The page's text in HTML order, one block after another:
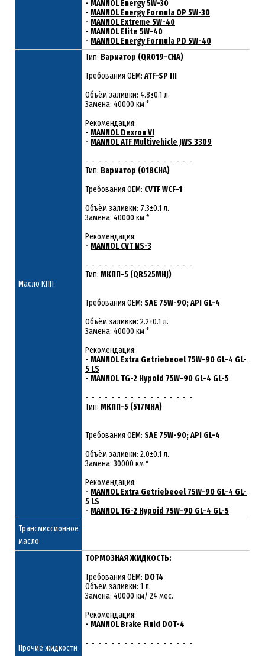
- MANNOL Energy 5W-30
- MANNOL Energy Formula OP 5W-30
- MANNOL Extreme 5W-40
- MANNOL Elite 5W-40
- MANNOL Energy Formula PD 5W-40
Масло КПП
Тип: Вариатор (QR019-CHA)
Требования OEM: ATF-SP III
Объём заливки: 4.8±0.1 л.
Замена: 40000 км *
Рекомендация:
- MANNOL Dexron VI
- MANNOL ATF Multivehicle JWS 3309
- - - - - - - - - - - - - - - - -
Тип: Вариатор (018CHA)
Требования OEM: CVTF WCF-1
Объём заливки: 7.3±0.1 л.
Замена: 40000 км *
Рекомендация:
- MANNOL CVT NS-3
- - - - - - - - - - - - - - - - -
Тип: МКПП-5 (QR525MHJ)
Требования OEM: SAE 75W-90; API GL-4
Объём заливки: 2.2±0.1 л.
Замена: 40000 км *
Рекомендация:
- MANNOL Extra Getriebeoel 75W-90 GL-4 GL-
5 LS
- MANNOL TG-2 Hypoid 75W-90 GL-4 GL-5
- - - - - - - - - - - - - - - - -
Тип: МКПП-5 (517MHA)
Требования OEM: SAE 75W-90; API GL-4
Объём заливки: 2.0±0.1 л.
Замена: 30000 км *
Рекомендация:
- MANNOL Extra Getriebeoel 75W-90 GL-4 GL-
5 LS
- MANNOL TG-2 Hypoid 75W-90 GL-4 GL-5
Трансмиссионное
масло
Прочие жидкости
ТОРМОЗНАЯ ЖИДКОСТЬ:
Требования OEM: DOT4
Объём заливки: 1 л.
Замена: 40000 км/ 24 мес.
Рекомендация:
- MANNOL Brake Fluid DOT-4
- - - - - - - - - - - - - - - - -